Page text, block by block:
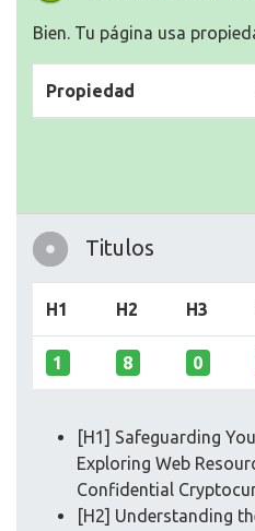
Bien. Tu página usa
Propiedad
Titulos
H1 H2 H3
1 8 0
[H1] Safeguarding
Exploring Web
Confidential
[H2] Understanding